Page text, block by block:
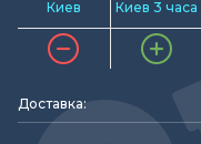
Киев Киев 3 часа
Доставка: